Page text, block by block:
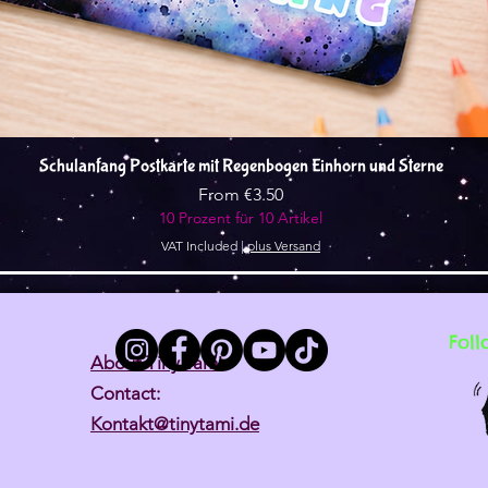
Quick View
Schulanfang Postkarte mit Regenbogen Einhorn und Sterne
From €3.50
Sale Price
10 Prozent für 10 Artikel
VAT Included |plus Versand
About Tiny Tami
Contact:
Kontakt@tinytami.de